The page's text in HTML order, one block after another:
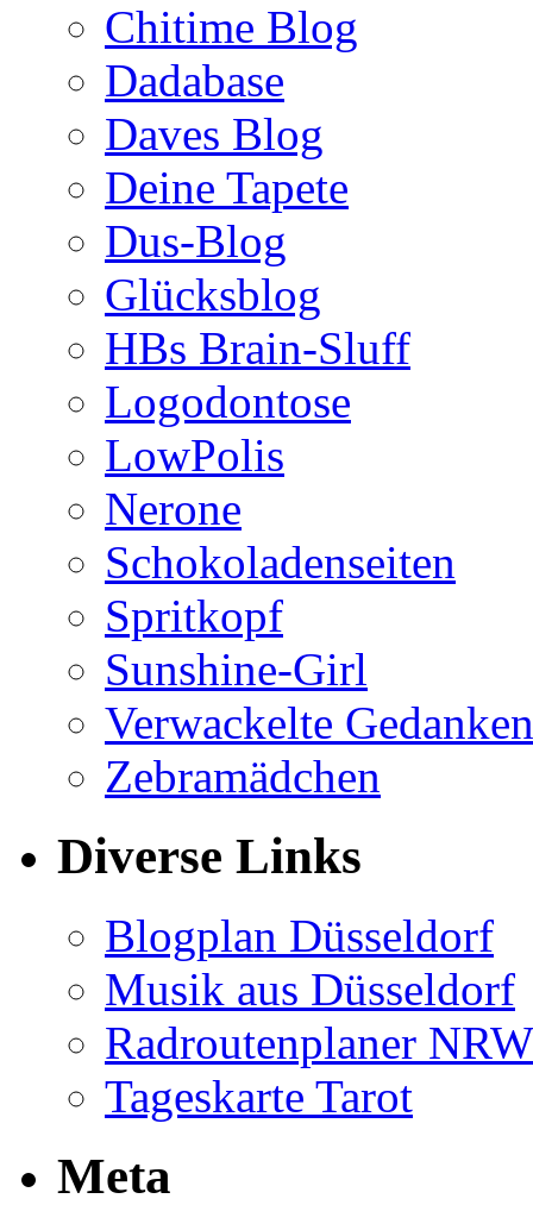
Chitime Blog
Dadabase
Daves Blog
Deine Tapete
Dus-Blog
Glücksblog
HBs Brain-Sluff
Logodontose
LowPolis
Nerone
Schokoladenseiten
Spritkopf
Sunshine-Girl
Verwackelte Gedanken
Zebramädchen
Diverse Links
Blogplan Düsseldorf
Musik aus Düsseldorf
Radroutenplaner NRW
Tageskarte Tarot
Meta